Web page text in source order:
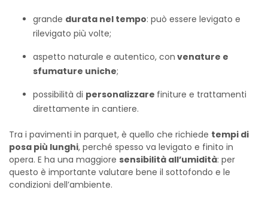
grande durata nel tempo: può essere levigato e
rilevigato più volte;
aspetto naturale e autentico, con venature e
sfumature uniche;
possibilità di personalizzare finiture e trattamenti
direttamente in cantiere.
Tra i pavimenti in parquet, è quello che richiede tempi di
posa più lunghi, perché spesso va levigato e finito in
opera. E ha una maggiore sensibilità all’umidità: per
questo è importante valutare bene il sottofondo e le
condizioni dell’ambiente.